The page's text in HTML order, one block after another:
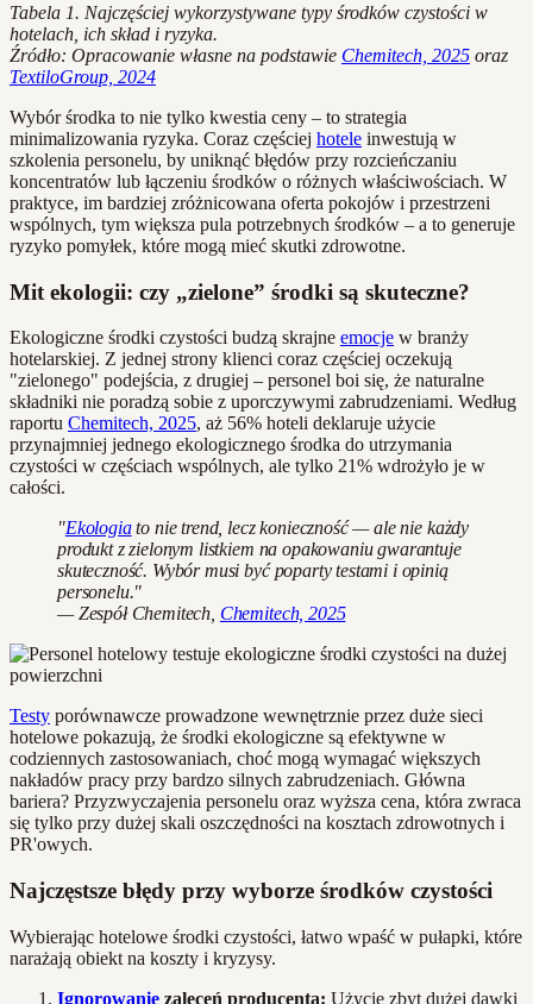
Tabela 1. Najczęściej wykorzystywane typy środków czystości w
hotelach, ich skład i ryzyka.
Źródło: Opracowanie własne na podstawie Chemitech, 2025 oraz
TextiloGroup, 2024
Wybór środka to nie tylko kwestia ceny – to strategia
minimalizowania ryzyka. Coraz częściej hotele inwestują w
szkolenia personelu, by uniknąć błędów przy rozcieńczaniu
koncentratów lub łączeniu środków o różnych właściwościach. W
praktyce, im bardziej zróżnicowana oferta pokojów i przestrzeni
wspólnych, tym większa pula potrzebnych środków – a to generuje
ryzyko pomyłek, które mogą mieć skutki zdrowotne.
Mit ekologii: czy „zielone” środki są skuteczne?
Ekologiczne środki czystości budzą skrajne emocje w branży
hotelarskiej. Z jednej strony klienci coraz częściej oczekują
"zielonego" podejścia, z drugiej – personel boi się, że naturalne
składniki nie poradzą sobie z uporczywymi zabrudzeniami. Według
raportu Chemitech, 2025, aż 56% hoteli deklaruje użycie
przynajmniej jednego ekologicznego środka do utrzymania
czystości w częściach wspólnych, ale tylko 21% wdrożyło je w
całości.
"Ekologiato nie trend, lecz konieczność — ale nie każdy
produkt z zielonym listkiem na opakowaniu gwarantuje
skuteczność. Wybór musi być poparty testami i opinią
personelu."
— Zespół Chemitech, Chemitech, 2025
Testy porównawcze prowadzone wewnętrznie przez duże sieci
hotelowe pokazują, że środki ekologiczne są efektywne w
codziennych zastosowaniach, choć mogą wymagać większych
nakładów pracy przy bardzo silnych zabrudzeniach. Główna
bariera? Przyzwyczajenia personelu oraz wyższa cena, która zwraca
się tylko przy dużej skali oszczędności na kosztach zdrowotnych i
PR'owych.
Najczęstsze błędy przy wyborze środków czystości
Wybierając hotelowe środki czystości, łatwo wpaść w pułapki, które
narażają obiekt na koszty i kryzysy.
Ignorowanie zaleceń producenta: Użycie zbyt dużej dawki